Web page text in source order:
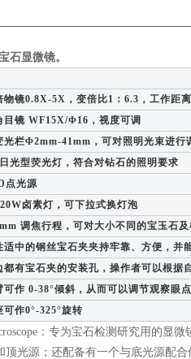
石显微镜。
镜0.8X-5X，变倍比1：6.3，工作距
镜 WF15X/Φ16，视度可调
栏Φ2mm-41mm，可对照明光束进行
光型荧光灯，符合对钻石的照明要求
光源
卤素灯，可下拉式换灯泡
调焦行程，可对大小不同的宝玉石及
中的钢丝宝石夹夹持牢靠、方便，并
有宝石夹的安装孔，操作者可以根据
作 0-38°倾斜，从而可以调节观察眼
作0°-325°旋转
：专为宝石检测研究用的显
顶光源；还配备有一个与底光源配